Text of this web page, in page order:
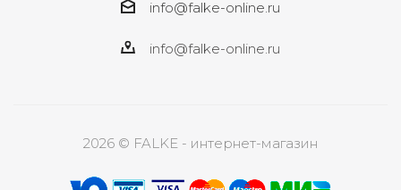
info@falke-online.ru
info@falke-online.ru
2026 © FALKE - интернет-магазин